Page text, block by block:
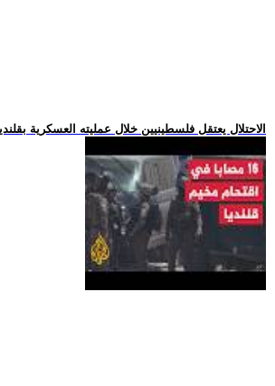
.. الاحتلال يعتقل فلسطينيين خلال عمليته العسكرية